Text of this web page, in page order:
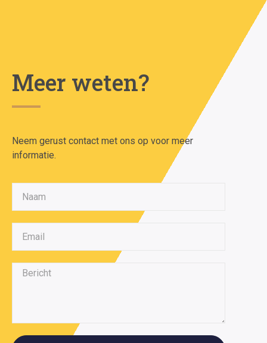
Meer weten?
Neem gerust contact met ons op voor meer
informatie.